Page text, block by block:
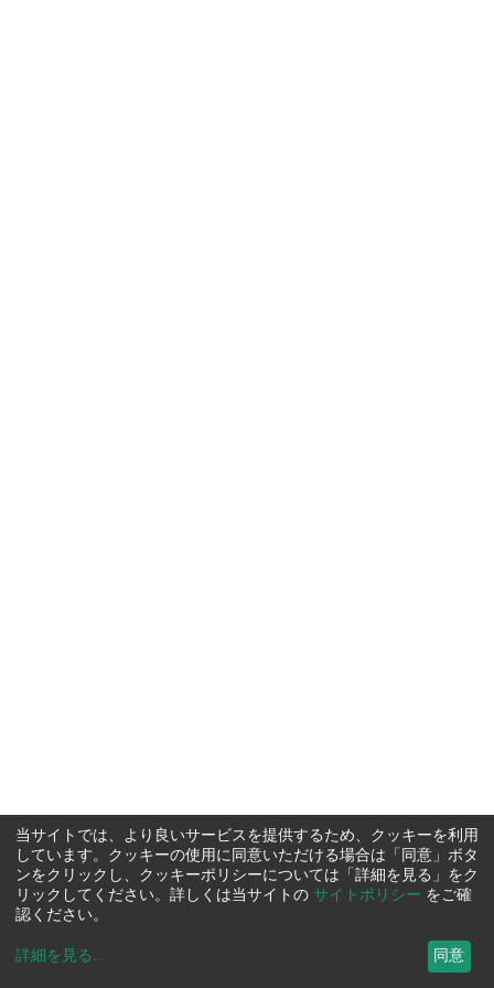
当サイトでは、より良いサービスを提供するため、クッキーを利用
しています。クッキーの使用に同意いただける場合は「同意」ボタ
ンをクリックし、クッキーポリシーについては「詳細を見る」をク
リックしてください。詳しくは当サイトの サイトポリシー をご確
認ください。
詳細を見る ... 同意